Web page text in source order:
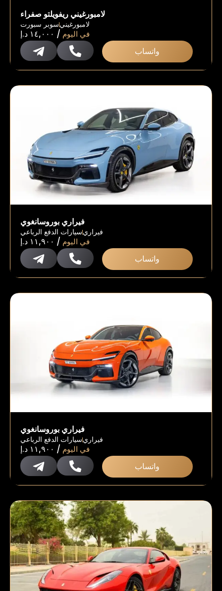
لامبورغيني ريفويلتو صفراء
سوبر سبورتلامبورغيني
١٤,٠٠٠ د.إ / في اليوم
واتساب
فيراري بوروسانغوي
سيارات الدفع الرباعيفيراري
١١,٩٠٠ د.إ / في اليوم
واتساب
فيراري بوروسانغوي
سيارات الدفع الرباعيفيراري
١١,٩٠٠ د.إ / في اليوم
واتساب